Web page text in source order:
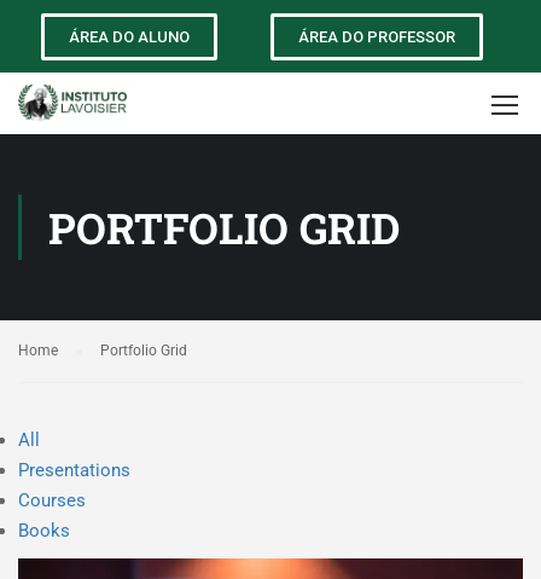
ÁREA DO ALUNO ÁREA DO PROFESSOR
PORTFOLIO GRID
Home Portfolio Grid
All
Presentations
Courses
Books